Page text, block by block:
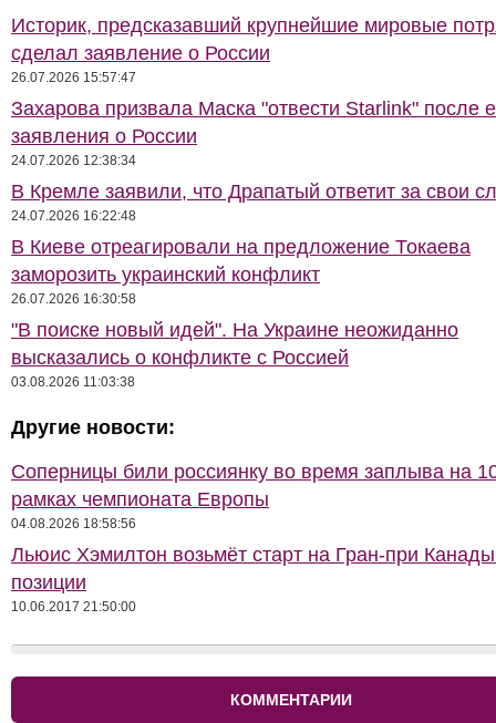
Историк, предсказавший крупнейшие мировые
сделал заявление о России
26.07.2026 15:57:47
Захарова призвала Маска "отвести Starlink" после
заявления о России
24.07.2026 12:38:34
В Кремле заявили, что Драпатый ответит за свои
24.07.2026 16:22:48
В Киеве отреагировали на предложение Токаева
заморозить украинский конфликт
26.07.2026 16:30:58
"В поиске новый идей". На Украине неожиданно
высказались о конфликте с Россией
03.08.2026 11:03:38
Другие новости:
Соперницы били россиянку во время заплыва на
рамках чемпионата Европы
04.08.2026 18:58:56
Льюис Хэмилтон возьмёт старт на Гран-при
позиции
10.06.2017 21:50:00
КОММЕНТАРИИ